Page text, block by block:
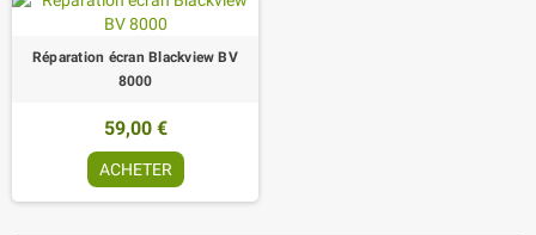
Réparation écran Blackview BV
8000
59,00 €
ACHETER